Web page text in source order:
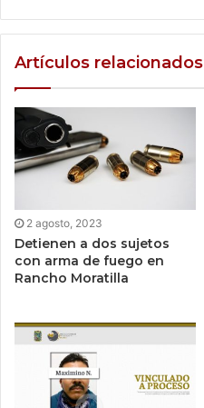
Artículos relacionados
2 agosto, 2023
Detienen a dos sujetos
con arma de fuego en
Rancho Moratilla